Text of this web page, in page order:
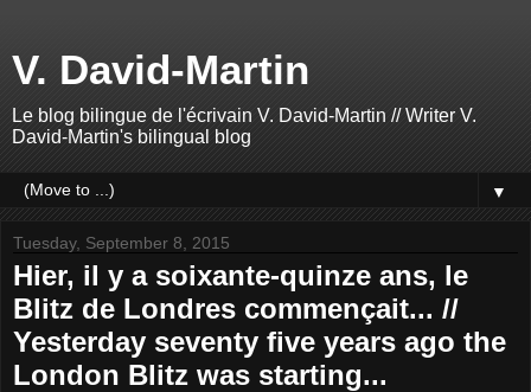
V. David-Martin
Le blog bilingue de l'écrivain V. David-Martin // Writer V.
David-Martin's bilingual blog
▼
Tuesday, September 8, 2015
Hier, il y a soixante-quinze ans, le
Blitz de Londres commençait... //
Yesterday seventy five years ago the
London Blitz was starting...